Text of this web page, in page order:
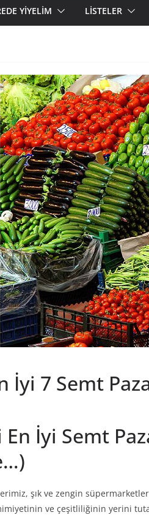
YİYELİM LİSTELER
İyi 7 Semt
İyi Semt
şık ve zengin
ve çeşitliliğinin yerini